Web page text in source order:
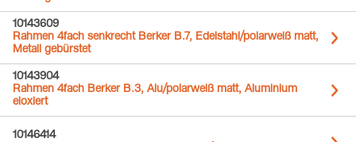
10143609
Rahmen 4fach senkrecht Berker B.7, Edelstahl/polarweiß matt,
Metall gebürstet
10143904
Rahmen 4fach Berker B.3, Alu/polarweiß matt, Aluminium
eloxiert
10146414